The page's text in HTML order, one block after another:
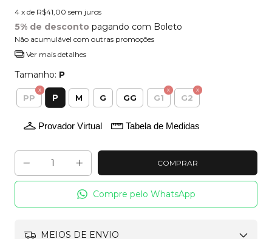
4 x de R$41,00 sem juros
5% de desconto pagando com Boleto
Não acumulável com outras promoções
Ver mais detalhes
Tamanho: P
PP P M G GG G1 G2
Provador Virtual Tabela de Medidas
Compre pelo WhatsApp
MEIOS DE ENVIO